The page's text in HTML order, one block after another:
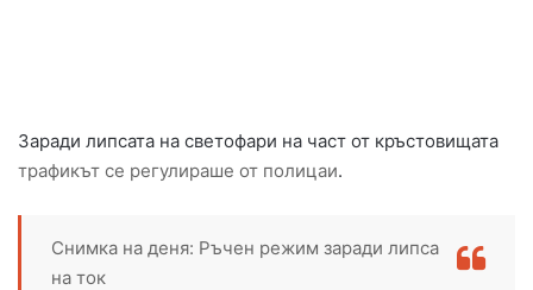
Заради липсата на светофари на част от кръстовищата
трафикът се регулираше от полицаи.
Снимка на деня: Ръчен режим заради липса
на ток